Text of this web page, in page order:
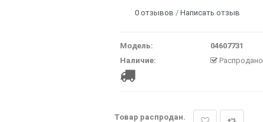
0 отзывов /Написать отзыв
Модель:
04607731
Наличие:
Распродано
Товар распродан.